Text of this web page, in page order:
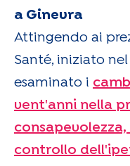
a Ginevra
Attingendo ai
Santé, iniziato
esaminato i
vent'anni nella
controllo